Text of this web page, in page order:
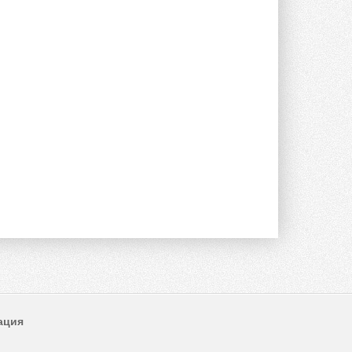
помогает снизить энергопотребление ...
Группа «Теплолюкс» открыла
новую производственную